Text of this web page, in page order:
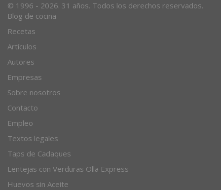
© 1996 - 2026. 31 años. Todos los derechos reservados.
Blog de cocina
Recetas
Artículos
Autores
Empresas
Sobre nosotros
Contacto
Empleo
Textos legales
Taps de Cadaques
Lentejas con Verduras Olla Express
Huevos sin Aceite